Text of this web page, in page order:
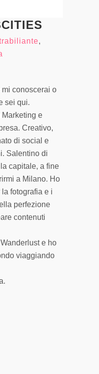
,
conoscerai o
sei qui.
Marketing e
Creativo,
di social e
Salentino di
capitale, a fine
a Milano. Ho
fotografia e i
perfezione
contenuti
e ho
viaggiando